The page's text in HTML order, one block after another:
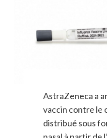
AstraZeneca a
vaccin contre le
distribué sous